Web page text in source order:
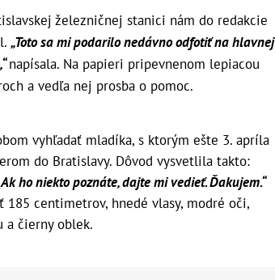
železničnej stanici nám do redakcie
„Toto sa mi podarilo nedávno odfotiť na hlavnej
napísala. Na papieri pripevnenom lepiacou
a vedľa nej prosba o pomoc.
vyhľadať mladíka, s ktorým ešte 3. apríla
do Bratislavy. Dôvod vysvetlila takto:
ho niekto poznáte, dajte mi vedieť. Ďakujem.“
centimetrov, hnedé vlasy, modré oči,
a čierny oblek.